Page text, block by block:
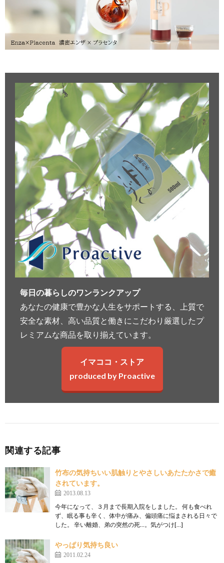
毎日の暮らしのワンランクアップ
あなたの健康で豊かな人生をサポートする、上質で
安全な素材、高い品質と働きにこだわり厳選したプ
レミアムな商品を取り揃えています。
イマココ・ストア
produced by Proactive
関連する記事
竹布の気持ちいい肌触りとやさしいあたたかさで癒
されています。
2013.08.13
今年になって、３月まで長期入院をしました。 何も食べれ
ず、眠る事も辛く、体中が痛み、偏頭痛に悩まされる日々で
した。 辛い離婚、弟の突然の死…。気がつけ[…]
やっぱり気持ち良い
2011.02.24